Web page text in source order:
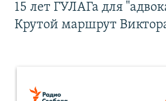
15 лет ГУЛАГа для
Крутой маршрут